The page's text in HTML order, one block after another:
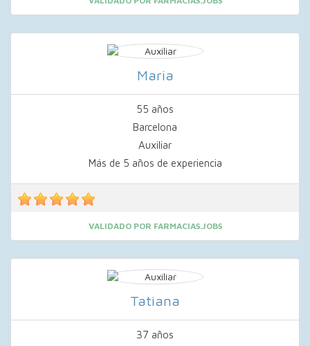
Maria
55 años
Barcelona
Auxiliar
Más de 5 años de experiencia
VALIDADO POR FARMACIAS.JOBS
Tatiana
37 años